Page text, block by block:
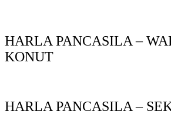
HARLA PANCASILA –
KONUT
HARLA PANCASILA –